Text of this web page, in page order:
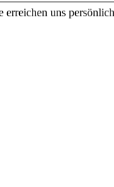
erreichen uns